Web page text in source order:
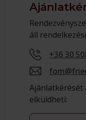
áll
+36 30
Ajánlatkérését
elküldheti: